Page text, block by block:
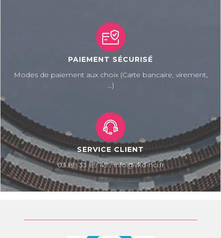
PAIEMENT SÉCURISÉ
Modes de paiement aux choix (Carte bancaire, virement,
...)
SERVICE CLIENT
03 89 33 89 49 / info@vkd-hci.fr